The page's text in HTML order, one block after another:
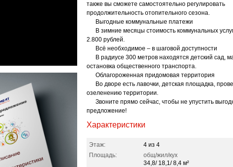
также вы сможете самостоятельно регулировать
продолжительность отопительного сезона.
Выгодные коммунальные платежи
В зимние месяцы стоимость коммунальных
2.800 рублей.
Всё необходимое – в шаговой доступности
В радиусе 300 метров находятся детский сад,
остановка общественного транспорта.
Облагороженная придомовая территория
Во дворе есть лавочки, детская площадка,
озеленению территории.
Звоните прямо сейчас, чтобы не упустить
предложение!
Характеристики
Этаж:
4 из 4
Площадь:
общ/жил/кух
34,8/ 18,1/ 8,4 м²